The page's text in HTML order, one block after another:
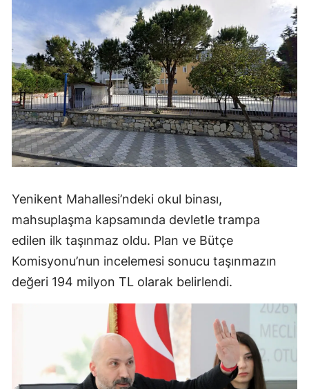
Yenikent Mahallesi’ndeki okul binası,
mahsuplaşma kapsamında devletle trampa
edilen ilk taşınmaz oldu. Plan ve Bütçe
Komisyonu’nun incelemesi sonucu taşınmazın
değeri 194 milyon TL olarak belirlendi.